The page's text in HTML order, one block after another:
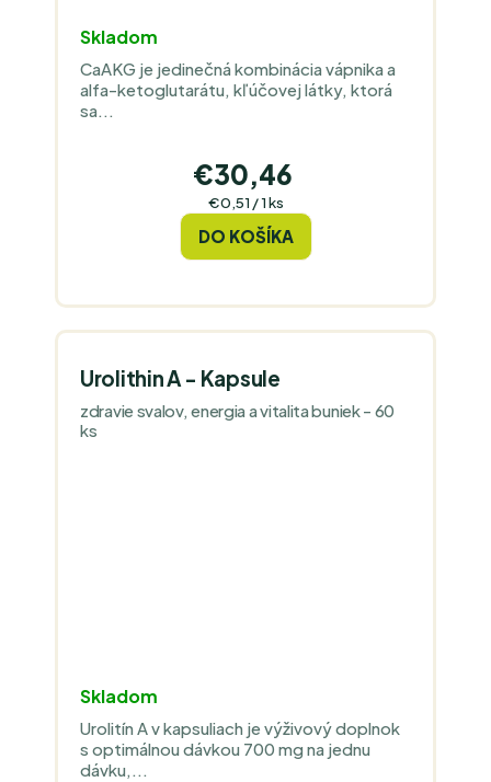
Skladom
CaAKG je jedinečná kombinácia vápnika a
alfa-ketoglutarátu, kľúčovej látky, ktorá
sa...
€30,46
Jednotková
€0,51 / 1 ks
DO KOŠÍKA
Urolithin A - Kapsule
zdravie svalov, energia a vitalita buniek - 60
ks
Skladom
Urolitín A v kapsuliach je výživový doplnok
s optimálnou dávkou 700 mg na jednu
dávku,...